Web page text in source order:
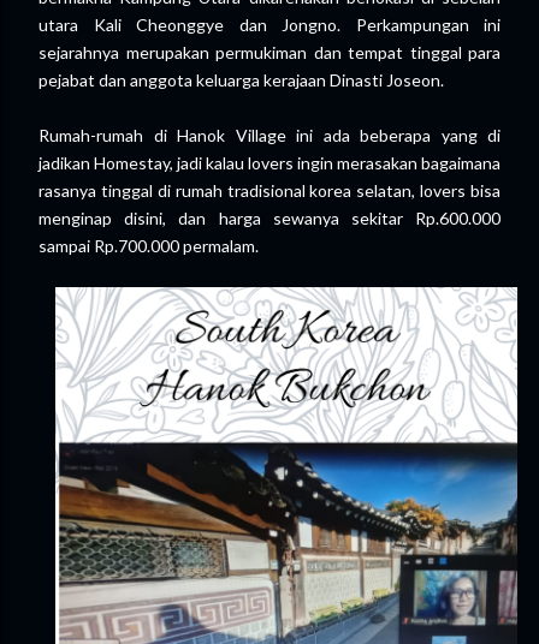
utara Kali Cheonggye dan Jongno. Perkampungan ini
sejarahnya merupakan permukiman dan tempat tinggal para
pejabat dan anggota keluarga kerajaan Dinasti Joseon.
Rumah-rumah di Hanok Village ini ada beberapa yang di
jadikan Homestay, jadi kalau lovers ingin merasakan bagaimana
rasanya tinggal di rumah tradisional korea selatan, lovers bisa
menginap disini, dan harga sewanya sekitar Rp.600.000
sampai Rp.700.000 permalam.